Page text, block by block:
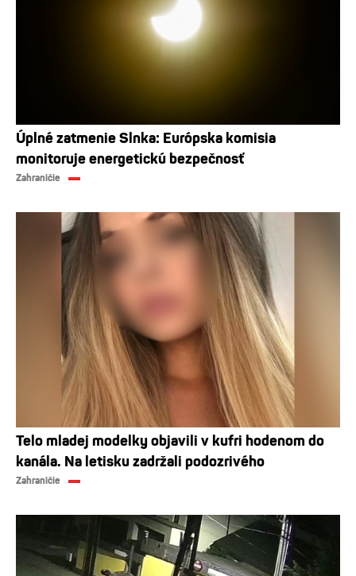
Úplné zatmenie Slnka: Európska komisia
monitoruje energetickú bezpečnosť
Zahraničie
Telo mladej modelky objavili v kufri hodenom do
kanála. Na letisku zadržali podozrivého
Zahraničie